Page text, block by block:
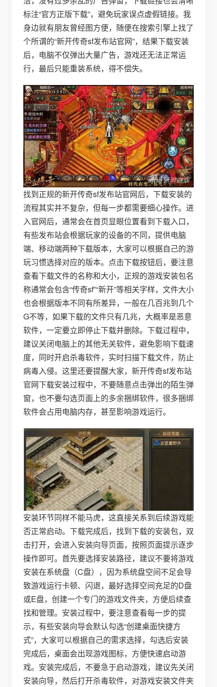
标注“官方正版下载”，避免玩家误点虚假链接。我
身边就有朋友曾经图方便，随便在搜索引擎上找了
个所谓的“新开传奇sf发布站官网”，结果下载安装
后，电脑不仅弹出大量广告，游戏还无法正常运
行，最后只能重装系统，得不偿失。
找到正规的新开传奇sf发布站官网后，下载安装的
流程其实并不复杂，但每一步都需要细心操作。进
入官网后，通常会在首页显眼位置看到下载入口，
有些发布站会根据玩家的设备的不同，提供电脑
端、移动端两种下载版本，大家可以根据自己的游
玩习惯选择对应的版本。点击下载按钮后，要注意
查看下载文件的名称和大小，正规的游戏安装包名
称通常会包含“传奇sf”“新开”等相关字样，文件大小
也会根据版本不同有所差异，一般在几百兆到几个
G不等，如果下载的文件只有几兆，大概率是恶意
软件，一定要立即停止下载并删除。下载过程中，
建议关闭电脑上的其他无关软件，避免影响下载速
度，同时开启杀毒软件，实时扫描下载文件，防止
病毒入侵。这里还要提醒大家，新开传奇sf发布站
官网下载安装过程中，不要随意点击弹出的陌生弹
窗，也不要勾选页面上的多余捆绑软件，很多捆绑
软件会占用电脑内存，甚至影响游戏运行。
安装环节同样不能马虎，这直接关系到后续游戏能
否正常启动。下载完成后，找到下载的安装包，双
击打开，会进入安装向导页面，按照页面提示逐步
操作即可。首先要选择安装路径，建议不要将游戏
安装在系统盘（C盘），因为系统盘空间不足会导
致游戏运行卡顿、闪退，最好选择空间充足的D盘
或E盘，创建一个专门的游戏文件夹，方便后续查
找和管理。安装过程中，要注意查看每一步的提
示，有些安装向导会默认勾选“创建桌面快捷方
式”，大家可以根据自己的需求选择，勾选后安装
完成后，桌面会出现游戏图标，方便快速启动游
戏。安装完成后，不要急于启动游戏，建议先关闭
安装向导，然后打开杀毒软件，对游戏安装文件夹